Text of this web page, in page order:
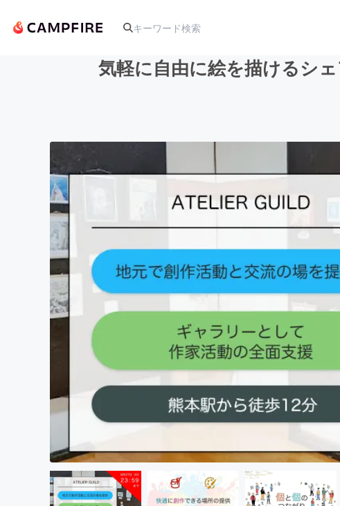
アート・写真 音楽
テクノロジー・ガジェット
映像・映画 書
ビジネス・起業 チ
まちづくり・地域活性化
気軽に自由に絵を描けるシ